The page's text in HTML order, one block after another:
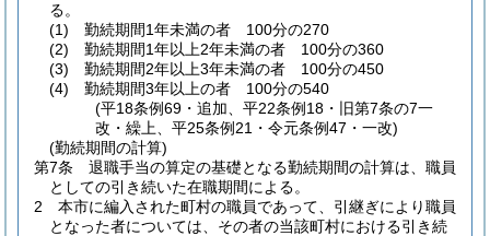
る。
(1)
勤続期間1年未満の者 100分の270
(2)
勤続期間1年以上2年未満の者 100分の360
(3)
勤続期間2年以上3年未満の者 100分の450
(4)
勤続期間3年以上の者 100分の540
(平18条例69・追加、平22条例18・旧第7条の7一
改・繰上、平25条例21・令元条例47・一改)
(勤続期間の計算)
第7条
退職手当の算定の基礎となる勤続期間の計算は、職員
としての引き続いた在職期間による。
2
本市に編入された町村の職員であって、引継ぎにより職員
となった者については、その者の当該町村における引き続